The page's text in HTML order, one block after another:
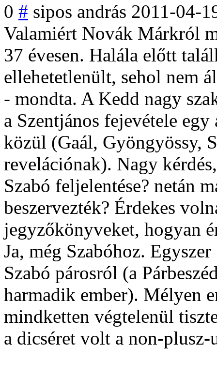
0 # sipos andrás 2011-04-
Valamiért Novák Márkról
37 évesen. Halála előtt
ellehetetlenült, sehol nem
- mondta. A Kedd nagy
a Szentjános fejevétele
közül (Gaál, Gyöngyössy,
revelációnak). Nagy
Szabó feljelentése? netán
beszervezték? Érdekes
jegyzőkönyveket, hogyan
Ja, még Szabóhoz.
Szabó párosról (a
harmadik ember). Mélyen
mindketten végtelenül
a dicséret volt a non-plusz-